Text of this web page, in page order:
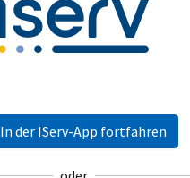
In der IServ-App fortfahren